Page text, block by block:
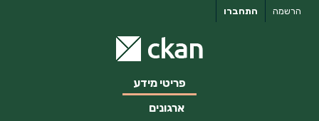
התחברו הרשמה
פריטי מידע
ארגונים